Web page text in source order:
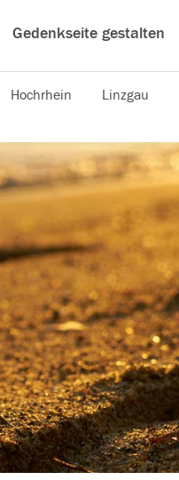
Gedenkseite gestalten
Hochrhein Linzgau